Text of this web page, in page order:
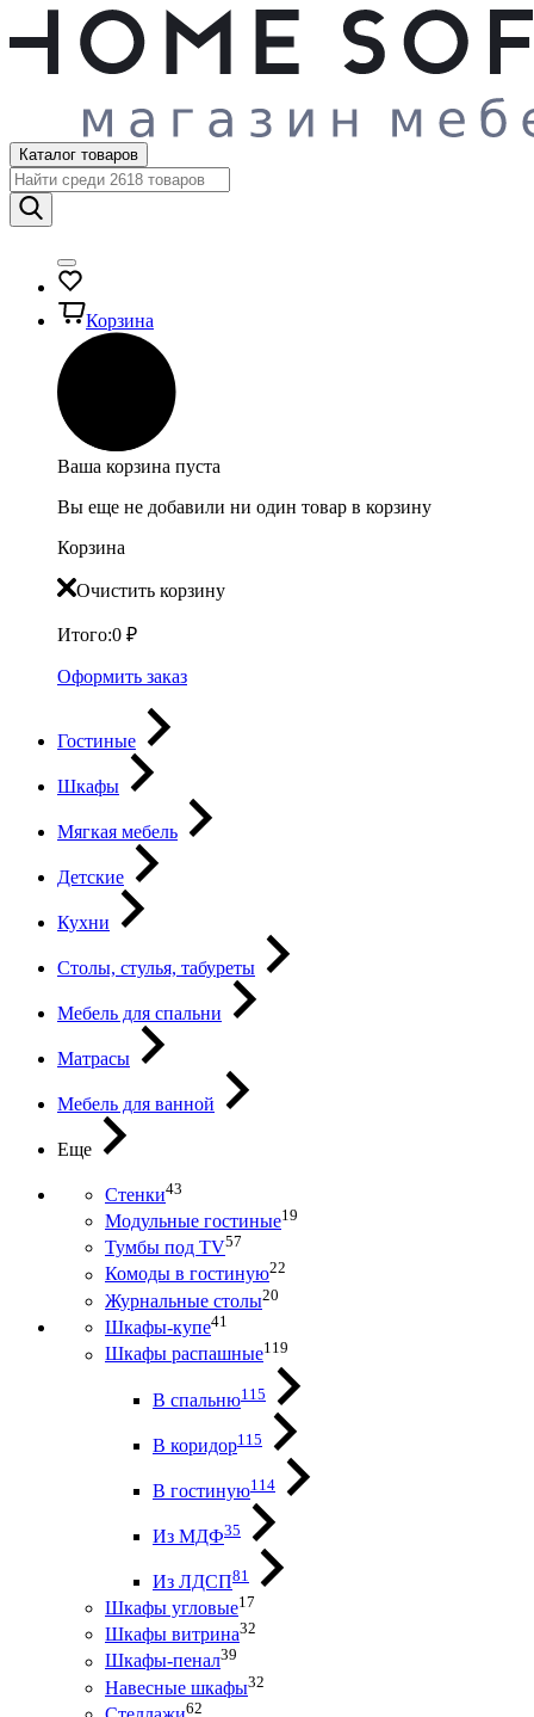
Каталог товаров
Корзина
Ваша корзина пуста
Вы еще не добавили ни один товар в корзину
Корзина
Очистить корзину
Итого:0 ₽
Оформить заказ
Гостиные
Шкафы
Мягкая мебель
Детские
Кухни
Столы, стулья, табуреты
Мебель для спальни
Матрасы
Мебель для ванной
Еще
Стенки43
Модульные гостиные19
Тумбы под ТV57
Комоды в гостиную22
Журнальные столы20
Шкафы-купе41
Шкафы распашные119
В спальню115
В коридор115
В гостиную114
Из МДФ35
Из ЛДСП81
Шкафы угловые17
Шкафы витрина32
Шкафы-пенал39
Навесные шкафы32
62